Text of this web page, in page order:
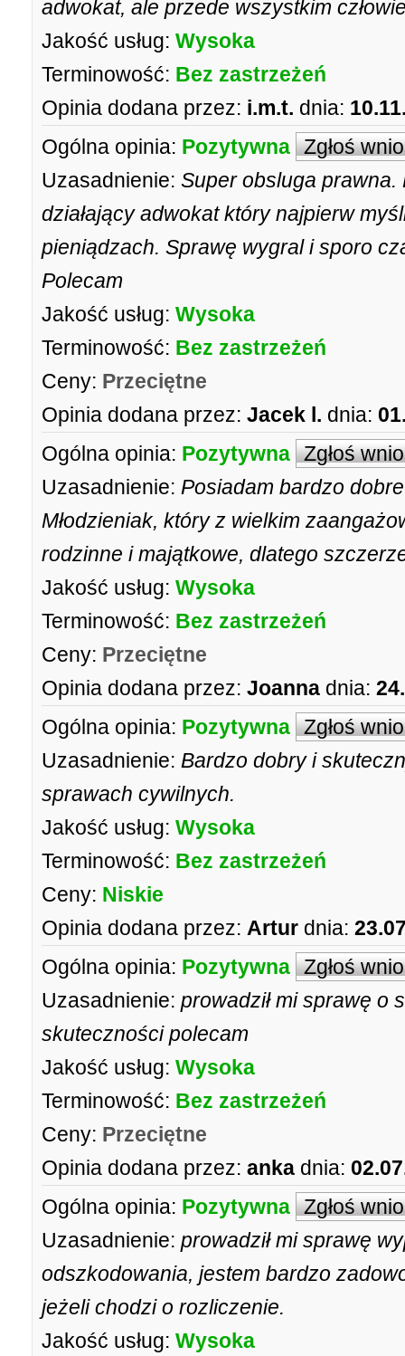
adwokat, ale przede wszystkim
Jakość usług: Wysoka
Terminowość: Bez zastrzeżeń
Opinia dodana przez: i.m.t. dnia:
Ogólna opinia: Pozytywna Zgłoś
Uzasadnienie: Super obsluga
działający adwokat który najpierw
pieniądzach. Sprawę wygral i sporo
Polecam
Jakość usług: Wysoka
Terminowość: Bez zastrzeżeń
Ceny: Przeciętne
Opinia dodana przez: Jacek l. dnia:
Ogólna opinia: Pozytywna Zgłoś
Uzasadnienie: Posiadam bardzo
Młodzieniak, który z wielkim
rodzinne i majątkowe, dlatego
Jakość usług: Wysoka
Terminowość: Bez zastrzeżeń
Ceny: Przeciętne
Opinia dodana przez: Joanna dnia:
Ogólna opinia: Pozytywna Zgłoś
Uzasadnienie: Bardzo dobry i
sprawach cywilnych.
Jakość usług: Wysoka
Terminowość: Bez zastrzeżeń
Ceny: Niskie
Opinia dodana przez: Artur dnia:
Ogólna opinia: Pozytywna Zgłoś
Uzasadnienie: prowadził mi sprawę o
skuteczności polecam
Jakość usług: Wysoka
Terminowość: Bez zastrzeżeń
Ceny: Przeciętne
Opinia dodana przez: anka dnia:
Ogólna opinia: Pozytywna Zgłoś
Uzasadnienie: prowadził mi sprawę
odszkodowania, jestem bardzo
jeżeli chodzi o rozliczenie.
Jakość usług: Wysoka